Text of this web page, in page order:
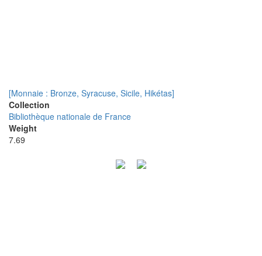
[Monnaie : Bronze, Syracuse, Sicile, Hikétas]
Collection
Bibliothèque nationale de France
Weight
7.69